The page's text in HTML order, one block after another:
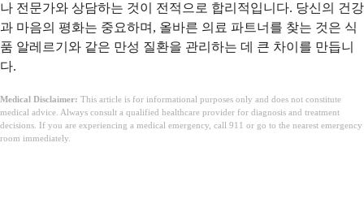
나 전문가와 상담하는 것이 전적으로 합리적입니다. 당신의 건강
과 마음의 평화는 중요하며, 올바른 의료 파트너를 찾는 것은 식
품 알레르기와 같은 만성 질환을 관리하는 데 큰 차이를 만듭니
다.
Medical Disclaimer: This article is for informational purposes only and does not constitute
medical advice. Always consult a qualified healthcare provider for diagnosis and treatment
decisions. If you are experiencing a medical emergency, call 911 or go to the nearest emergency
room immediately.